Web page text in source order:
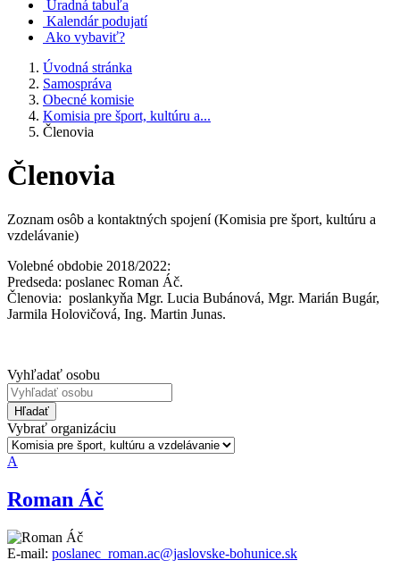
Úradná tabuľa
Kalendár podujatí
Ako vybaviť?
Úvodná stránka
Samospráva
Obecné komisie
Komisia pre šport, kultúru a...
Členovia
Členovia
Zoznam osôb a kontaktných spojení (Komisia pre šport, kultúru a
vzdelávanie)
Volebné obdobie 2018/2022:
Predseda: poslanec Roman Áč.
Členovia: poslankyňa Mgr. Lucia Bubánová, Mgr. Marián Bugár,
Jarmila Holovičová, Ing. Martin Junas.
Vyhľadať osobu
Hľadať
Vybrať organizáciu
A
Roman Áč
E-mail: poslanec_roman.ac@jaslovske-bohunice.sk